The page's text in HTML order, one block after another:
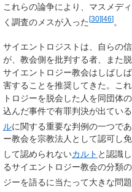
これらの論争により、マスメデ
く調査のメスが入った [30][46] 。
サイエントロジストは、自らの
が、教会側を批判する者、また
サイエントロジー教会はしばし
害することを推奨してきた。こ
トロジーを脱会した人を同団体
込んだ事件で有罪判決が出ている
ルに関する重要な判例の一つで
ー教会を宗教法人として認可し
して認められないカルト と認識
るサイエントロジー教会の分類
ジーを語るに当たって大きな問